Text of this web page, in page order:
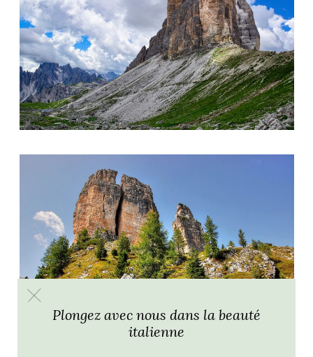
Plongez avec nous dans la beauté
italienne